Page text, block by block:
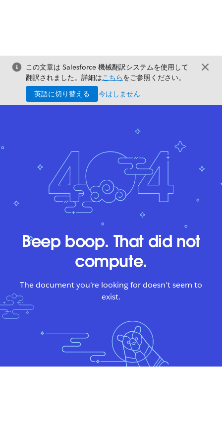
この文章は Salesforce 機械翻訳システムを使用して
翻訳されました。詳細はこちらをご参照ください。
英語に切り替える
今はしません
Beep boop. That did not
compute.
The document you're looking for doesn't seem to
exist.